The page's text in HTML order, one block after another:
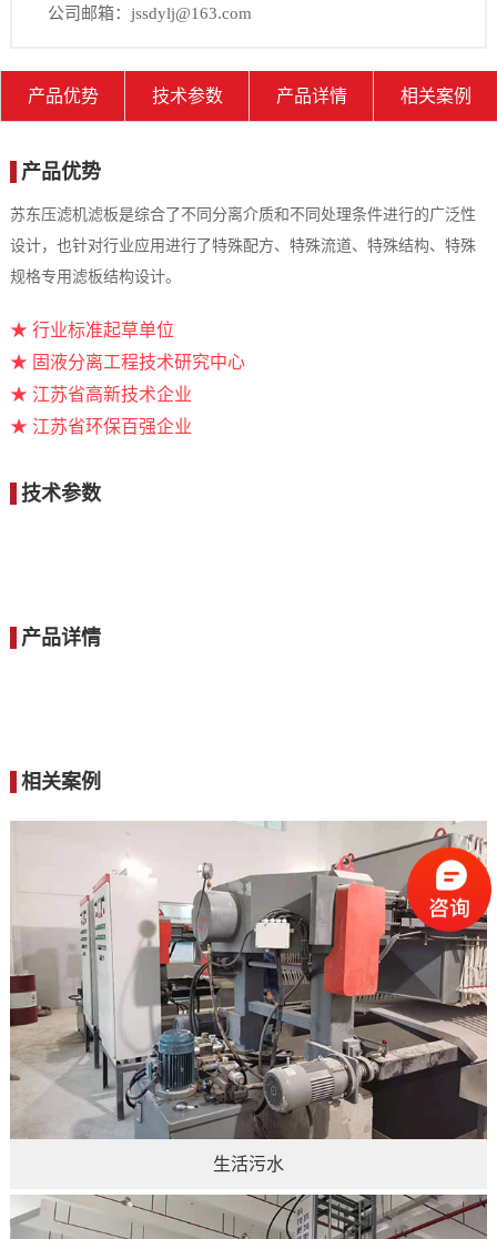
公司邮箱：jssdylj@163.com
产品优势 技术参数 产品详情 相关案例
产品优势
苏东压滤机滤板是综合了不同分离介质和不同处理条件进行的广泛性
设计，也针对行业应用进行了特殊配方、特殊流道、特殊结构、特殊
规格专用滤板结构设计。
★ 行业标准起草单位
★ 固液分离工程技术研究中心
★ 江苏省高新技术企业
★ 江苏省环保百强企业
技术参数
产品详情
相关案例
生活污水